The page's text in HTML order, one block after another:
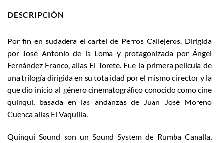
DESCRIPCIÓN
Por fin en sudadera el cartel de Perros Callejeros. Dirigida
por José Antonio de la Loma y protagonizada por Ángel
Fernández Franco, alias El Torete. Fue la primera película de
una trilogía dirigida en su totalidad por el mismo director y la
que dio inicio al género cinematográfico conocido como cine
quinqui, basada en las andanzas de Juan José Moreno
Cuenca alias El Vaquilla.
Quinqui Sound son un Sound System de Rumba Canalla,